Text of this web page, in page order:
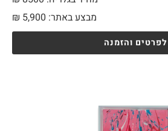
מבצע באתר:
₪ 5,900
לפרטים והזמנה